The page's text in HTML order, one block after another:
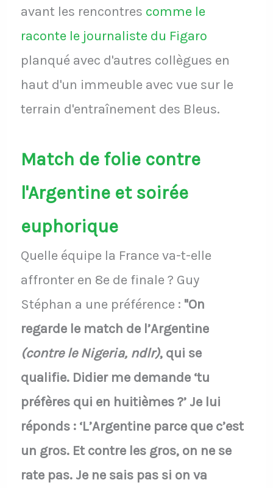
avant les rencontres comme le
raconte le journaliste du Figaro
planqué avec d'autres collègues en
haut d'un immeuble avec vue sur le
terrain d'entraînement des Bleus.
Match de folie contre
l'Argentine et soirée
euphorique
Quelle équipe la France va-t-elle
affronter en 8e de finale ? Guy
Stéphan a une préférence : "On
regarde le match de l’Argentine
(contre le Nigeria, ndlr), qui se
qualifie. Didier me demande ‘tu
préfères qui en huitièmes ?’ Je lui
réponds : ‘L’Argentine parce que c’est
un gros. Et contre les gros, on ne se
rate pas. Je ne sais pas si on va